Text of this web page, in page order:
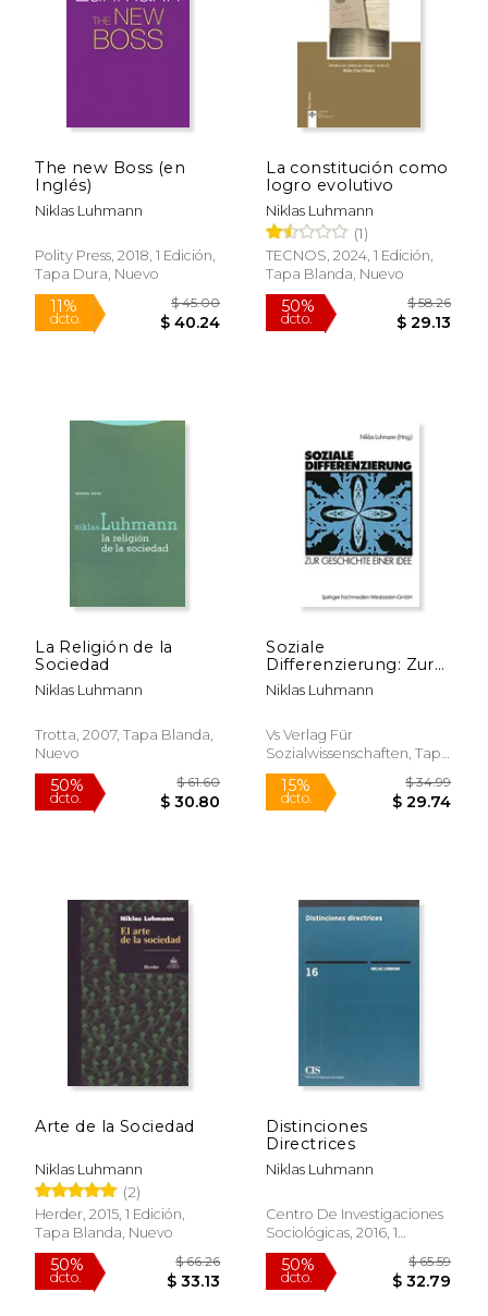
$ 21.98 $
50%
dcto.
50%
dcto.
The new Boss (en
Inglés)
Niklas Luhmann
Polity Press, 2018, 1 Edición,
Tapa Dura, Nuevo
11%
dcto. $ 40.24
La constitución como
logro evolutivo
Niklas Luhmann
(1)
TECNOS, 2024, 1 Edición,
Tapa Blanda, Nuevo
50%
dcto. $
La Religión de la
Sociedad
Niklas Luhmann
Trotta, 2007, Tapa Blanda,
Nuevo
Soziale
Differenzierung: Zur
Geschichte Einer Idee
(en Alemán)
Niklas Luhmann
Vs Verlag Für
Sozialwissenschaften, Tapa
Blanda, Nuevo
Arte de la Sociedad
Niklas Luhmann
(2)
Herder, 2015, 1 Edición,
Tapa Blanda, Nuevo
Distinciones
Directrices
Niklas Luhmann
Centro De Investigaciones
Sociológicas, 2016, 1
Edición, Tapa Blanda,
Nuevo